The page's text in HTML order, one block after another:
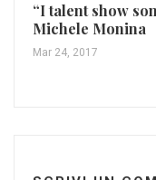
“I talent show
Michele Monina
Mar 24, 2017